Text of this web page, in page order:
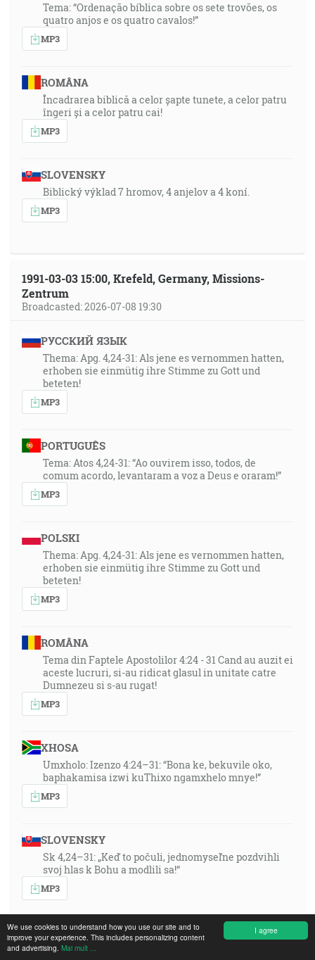
I agree
We use cookies to understand how you use our site and to
improve your experience. This includes personalizing content
and advertising. Mai mult ...
Tema: “Ordenação bíblica sobre os sete trovões, os
quatro anjos e os quatro cavalos!”
MP3
ROMÂNA
Încadrarea biblică a celor șapte tunete, a celor patru
îngeri și a celor patru cai!
MP3
SLOVENSKY
Biblický výklad 7 hromov, 4 anjelov a 4 koní.
MP3
1991-03-03 15:00, Krefeld, Germany, Missions-
Zentrum
Broadcasted: 2026-07-08 19:30
РУССКИЙ ЯЗЫК
Thema: Apg. 4,24-31: Als jene es vernommen hatten,
erhoben sie einmütig ihre Stimme zu Gott und
beteten!
MP3
PORTUGUÊS
Tema: Atos 4,24-31: “Ao ouvirem isso, todos, de
comum acordo, levantaram a voz a Deus e oraram!”
MP3
POLSKI
Thema: Apg. 4,24-31: Als jene es vernommen hatten,
erhoben sie einmütig ihre Stimme zu Gott und
beteten!
MP3
ROMÂNA
Tema din Faptele Apostolilor 4:24 - 31 Cand au auzit ei
aceste lucruri, si-au ridicat glasul in unitate catre
Dumnezeu si s-au rugat!
MP3
XHOSA
Umxholo: Izenzo 4:24–31: “Bona ke, bekuvile oko,
baphakamisa izwi kuThixo ngamxhelo mnye!”
MP3
SLOVENSKY
Sk 4,24–31: „Keď to počuli, jednomyseľne pozdvihli
svoj hlas k Bohu a modlili sa!“
MP3
SWAHILI DRC
MP3